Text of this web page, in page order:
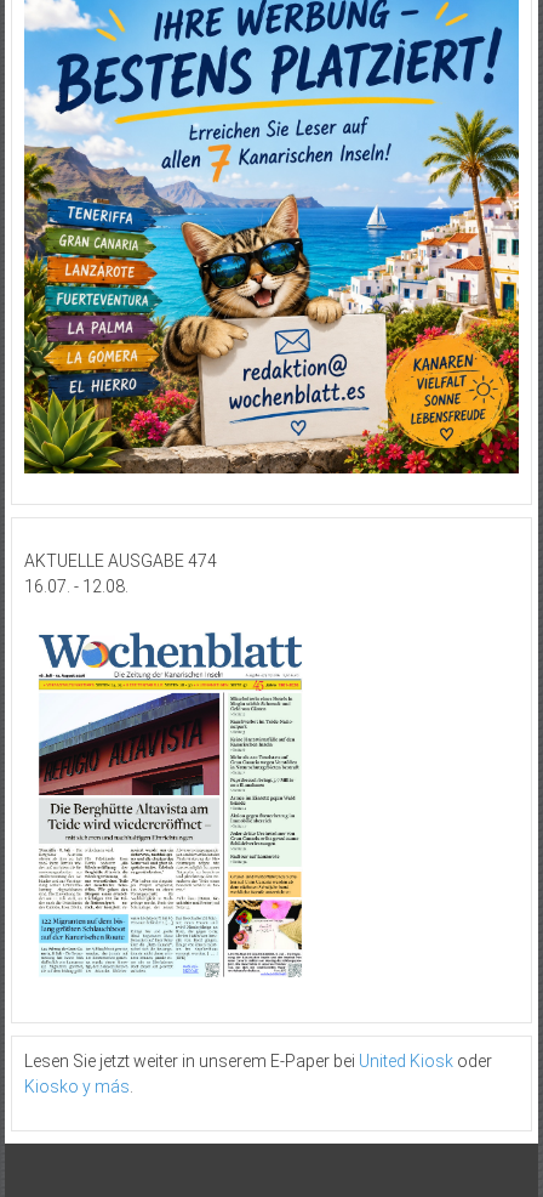
AKTUELLE AUSGABE 474
16.07. - 12.08.
Lesen Sie jetzt weiter in unserem E-Paper bei United Kioskoder
Kiosko y más